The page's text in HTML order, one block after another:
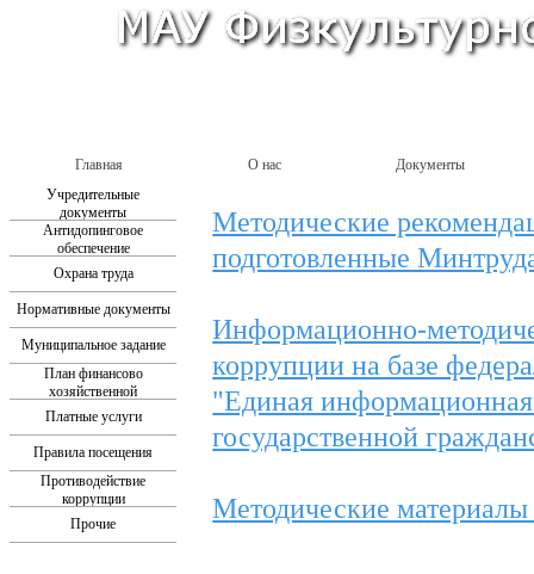
Главная О нас
Документы
Учредительные
документы
Антидопинговое
обеспечение
Охрана труда
Нормативные документы
Муниципальное задание
План финансово
хозяйственной
деятельности
Платные услуги
Правила посещения
Противодействие
коррупции
Прочие
Методические
подготовленные
Информационно-
коррупции на базе
"Единая
государственной
Методические